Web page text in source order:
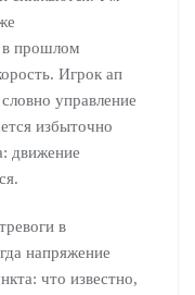
в прошлом
Игрок ап
управление
избыточно
движение
в
напряжение
что известно,